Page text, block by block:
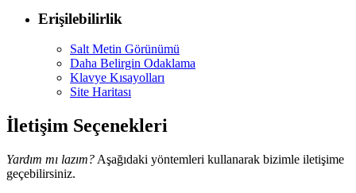
Erişilebilirlik
Salt Metin Görünümü
Daha Belirgin Odaklama
Klavye Kısayolları
Site Haritası
İletişim Seçenekleri
Yardım mı lazım? Aşağıdaki yöntemleri kullanarak bizimle iletişime
geçebilirsiniz.